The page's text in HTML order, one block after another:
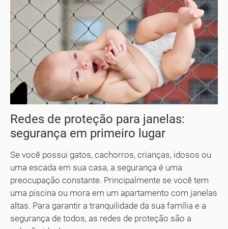
Redes de proteção para janelas:
segurança em primeiro lugar
Se você possui gatos, cachorros, crianças, idosos ou
uma escada em sua casa, a segurança é uma
preocupação constante. Principalmente se você tem
uma piscina ou mora em um apartamento com janelas
altas. Para garantir a tranquilidade da sua família e a
segurança de todos, as redes de proteção são a